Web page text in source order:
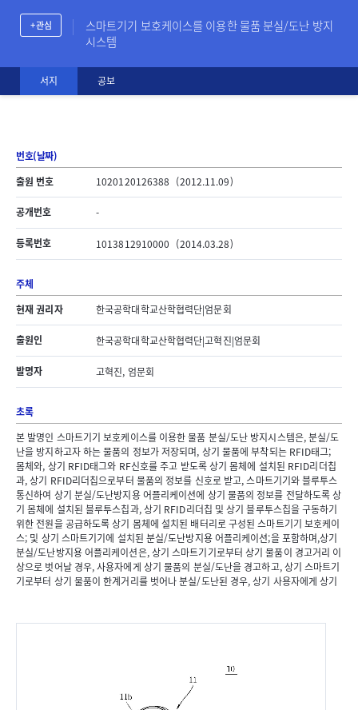
+ 관심
스마트기기 보호케이스를 이용한 물품 분실/도난 방지
시스템
서지 공보
번호(날짜)
출원 번호
1020120126388 (2012.11.09)
공개번호 -
등록번호 1013812910000 (2014.03.28)
주체
현재 권리자
한국공학대학교산학협력단|엄문회
출원인 한국공학대학교산학협력단|고혁진|엄문회
발명자 고혁진, 엄문회
초록
본 발명인 스마트기기 보호케이스를 이용한 물품 분실/도난 방지시스템은, 분실/도
난을 방지하고자 하는 물품의 정보가 저장되며, 상기 물품에 부착되는 RFID태그;
몸체와, 상기 RFID태그와 RF신호를 주고 받도록 상기 몸체에 설치된 RFID리더칩
과, 상기 RFID리더칩으로부터 물품의 정보를 신호로 받고, 스마트기기와 블루투스
통신하여 상기 분실/도난방지용 어플리케이션에 상기 물품의 정보를 전달하도록 상
기 몸체에 설치된 블루투스칩과, 상기 RFID리더칩 및 상기 블루투스칩을 구동하기
위한 전원을 공급하도록 상기 몸체에 설치된 배터리로 구성된 스마트기기 보호케이
스; 및 상기 스마트기기에 설치된 분실/도난방지용 어플리케이션;을 포함하며,상기
분실/도난방지용 어플리케이션은, 상기 스마트기기로부터 상기 물품이 경고거리 이
상으로 벗어날 경우, 사용자에게 상기 물품의 분실/도난을 경고하고, 상기 스마트기
기로부터 상기 물품이 한계거리를 벗어나 분실/도난된 경우, 상기 사용자에게 상기